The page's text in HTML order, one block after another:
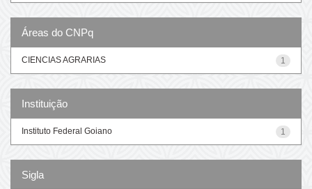
Áreas do CNPq
1
CIENCIAS AGRARIAS
Instituição
1
Instituto Federal Goiano
Sigla